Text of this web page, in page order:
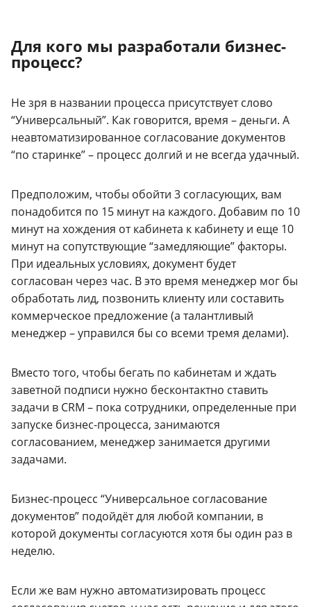
Для кого мы разработали бизнес-
процесс?
Не зря в названии процесса присутствует слово
“Универсальный”. Как говорится, время – деньги. А
неавтоматизированное согласование документов
“по старинке” – процесс долгий и не всегда удачный.
Предположим, чтобы обойти 3 согласующих, вам
понадобится по 15 минут на каждого. Добавим по 10
минут на хождения от кабинета к кабинету и еще 10
минут на сопутствующие “замедляющие” факторы.
При идеальных условиях, документ будет
согласован через час. В это время менеджер мог бы
обработать лид, позвонить клиенту или составить
коммерческое предложение (а талантливый
менеджер – управился бы со всеми тремя делами).
Вместо того, чтобы бегать по кабинетам и ждать
заветной подписи нужно бесконтактно ставить
задачи в CRM – пока сотрудники, определенные при
запуске бизнес-процесса, занимаются
согласованием, менеджер занимается другими
задачами.
Бизнес-процесс “Универсальное согласование
документов” подойдёт для любой компании, в
которой документы согласуются хотя бы один раз в
неделю.
Если же вам нужно автоматизировать процесс